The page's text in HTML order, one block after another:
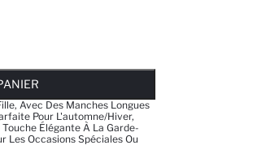
Avec Des Manches Longues
Pour L'automne/hiver,
Élégante À La Garde-
Les Occasions Spéciales Ou